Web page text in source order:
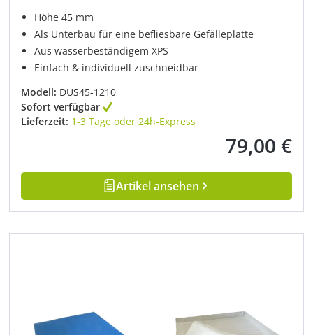
Höhe 45 mm
Als Unterbau für eine befliesbare Gefälleplatte
Aus wasserbeständigem XPS
Einfach & individuell zuschneidbar
Modell: DUS45-1210
Sofort verfügbar
Lieferzeit: 1-3 Tage oder 24h-Express
Regulärer
79,00 €
Artikel ansehen